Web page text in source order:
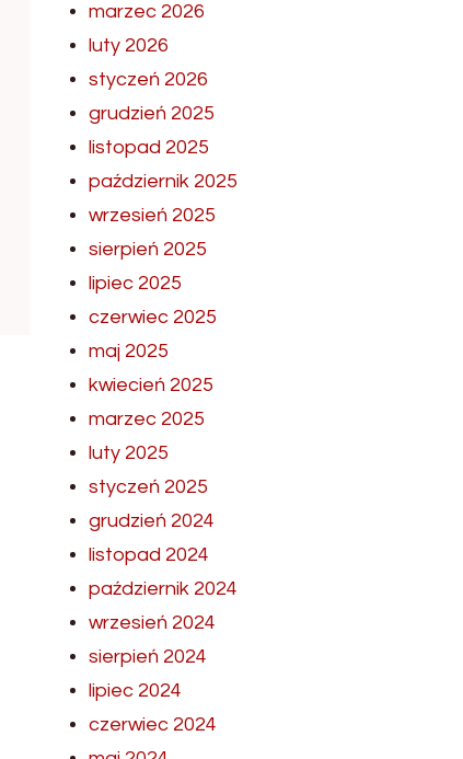
marzec 2026
luty 2026
styczeń 2026
grudzień 2025
listopad 2025
październik 2025
wrzesień 2025
sierpień 2025
lipiec 2025
czerwiec 2025
maj 2025
kwiecień 2025
marzec 2025
luty 2025
styczeń 2025
grudzień 2024
listopad 2024
październik 2024
wrzesień 2024
sierpień 2024
lipiec 2024
czerwiec 2024